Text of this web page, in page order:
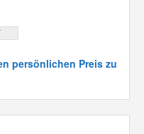
persönlichen Preis zu